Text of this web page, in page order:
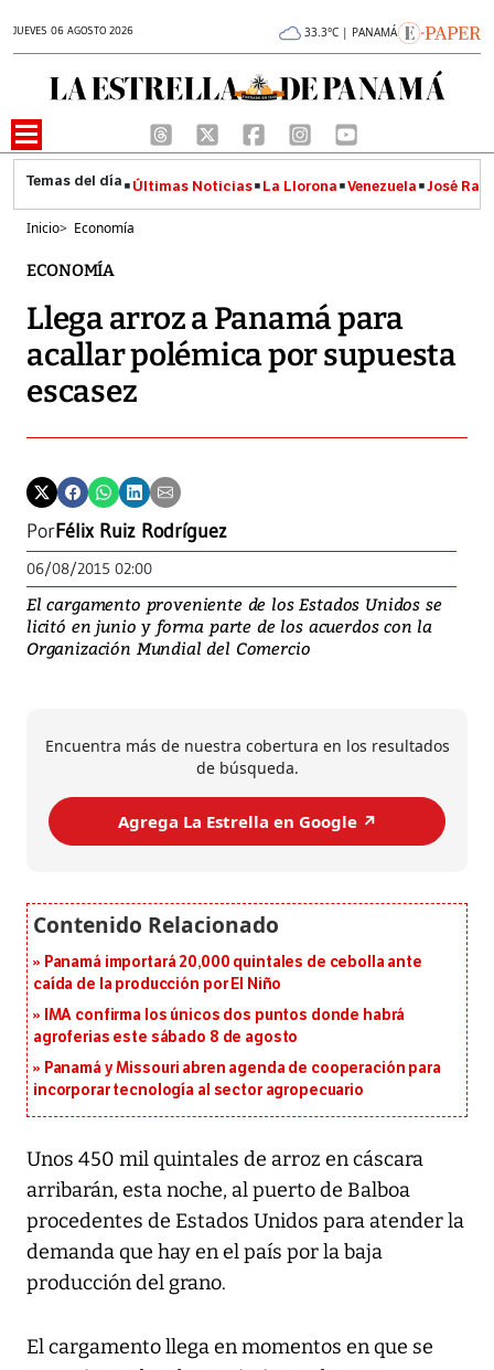
JUEVES 06 AGOSTO 2026 33.3°C | PANAMÁ
Últimas Noticias La Llorona Venezuela José
Inicio> Economía
ECONOMÍA
Llega arroz a Panamá para
acallar polémica por supuesta
escasez
PorFélix Ruiz Rodríguez
06/08/2015 02:00
El cargamento proveniente de los Estados Unidos se
licitó en junio y forma parte de los acuerdos con la
Organización Mundial del Comercio
Encuentra más de nuestra cobertura en los resultados
de búsqueda.
Agrega La Estrella en Google ↗️
Panamá importará 20,000 quintales de cebolla ante
caída de la producción por El Niño
IMA confirma los únicos dos puntos donde habrá
agroferias este sábado 8 de agosto
Panamá y Missouri abren agenda de cooperación para
incorporar tecnología al sector agropecuario
Unos 450 mil quintales de arroz en cáscara
arribarán, esta noche, al puerto de Balboa
procedentes de Estados Unidos para atender la
demanda que hay en el país por la baja
producción del grano.
El cargamento llega en momentos en que se